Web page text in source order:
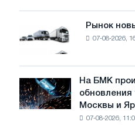
достижения
целей
обезуглероживания
Рынок
новых
грузовиков
в
июле
Рынок
07-08-2026,
На
БМК
произвели
На БМК
обновления
Москвы и
07-08-2026,